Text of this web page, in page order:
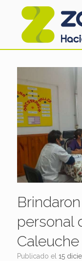
personal
Caleuche
Publicado el 15